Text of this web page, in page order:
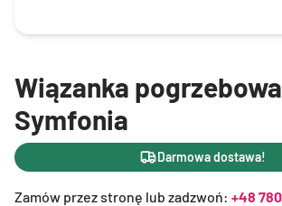
Wiązanka
Symfonia
Darmowa dostawa!
Zamów przez stronę lub zadzwoń: +48